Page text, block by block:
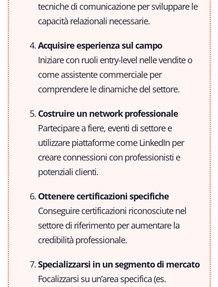
tecniche di comunicazione per sviluppare le
capacità relazionali necessarie.
Acquisire esperienza sul campo
Iniziare con ruoli entry-level nelle vendite o
come assistente commerciale per
comprendere le dinamiche del settore.
Costruire un network professionale
Partecipare a fiere, eventi di settore e
utilizzare piattaforme come LinkedIn per
creare connessioni con professionisti e
potenziali clienti.
Ottenere certificazioni specifiche
Conseguire certificazioni riconosciute nel
settore di riferimento per aumentare la
credibilità professionale.
Specializzarsi in un segmento di mercato
Focalizzarsi su un’area specifica (es.